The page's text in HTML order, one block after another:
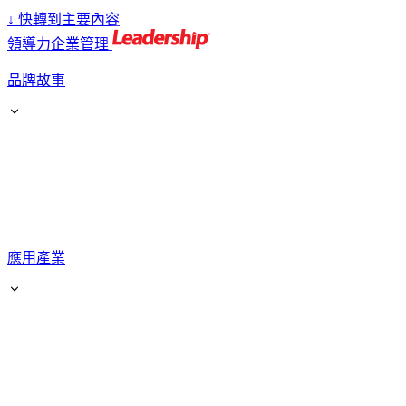
↓ 快轉到主要內容
領導力企業管理
品牌故事
應用產業